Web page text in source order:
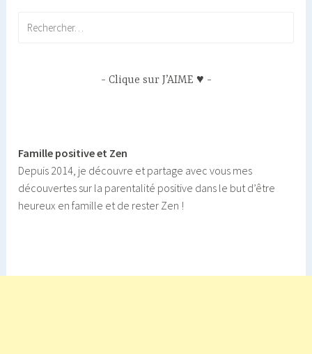
Clique sur J’AIME ♥
Famille positive et Zen
Depuis 2014, je découvre et partage avec vous mes
découvertes sur la parentalité positive dans le but d’être
heureux en famille et de rester Zen !